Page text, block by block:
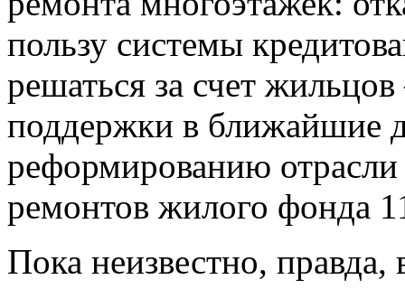
пользу системы
решаться за счет
поддержки в ближайшие
реформированию
ремонтов жилого фонда
Пока неизвестно, правда,